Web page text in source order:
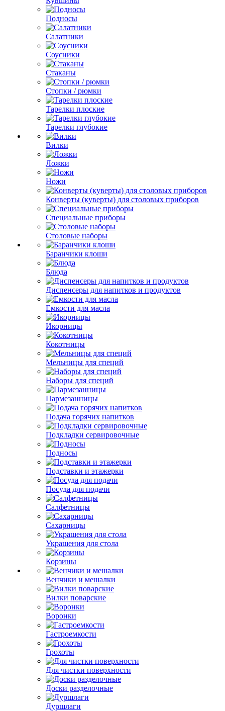
Подносы
Салатники
Соусники
Стаканы
Стопки / рюмки
Тарелки плоские
Тарелки глубокие
Вилки
Ложки
Ножи
Конверты (куверты) для столовых приборов
Специальные приборы
Столовые наборы
Баранчики клоши
Блюда
Диспенсеры для напитков и продуктов
Емкости для масла
Икорницы
Кокотницы
Мельницы для специй
Наборы для специй
Пармезанницы
Подача горячих напитков
Подкладки сервировочные
Подносы
Подставки и этажерки
Посуда для подачи
Салфетницы
Сахарницы
Украшения для стола
Корзины
Венчики и мешалки
Вилки поварские
Воронки
Гастроемкости
Грохоты
Для чистки поверхности
Доски разделочные
Дуршлаги